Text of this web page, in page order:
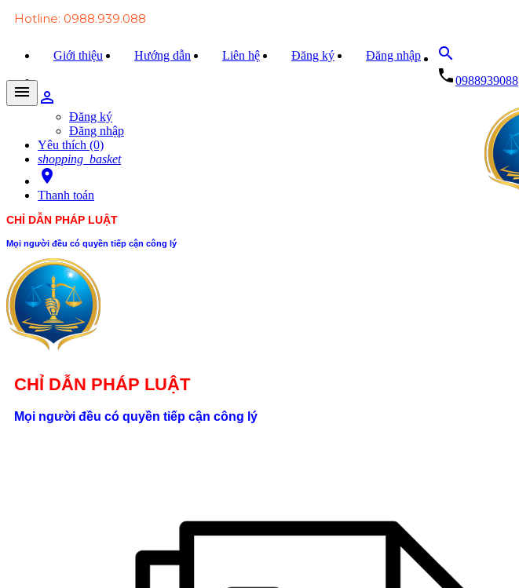
Hotline: 0988.939.088
Giới thiệu Hướng dẫn Liên hệ Đăng ký Đăng nhập
search
local_phone0988939088
person_outline
Đăng ký
Đăng nhập
Yêu thích (0)
shopping_basket
room
Thanh toán
menu
CHỈ DẪN PHÁP LUẬT
Mọi người đều có quyền tiếp cận công lý
CHỈ DẪN PHÁP LUẬT
Mọi người đều có quyền tiếp cận công lý
Văn bản Luật
Văn bản Đảng
Tài liệu
Hỏi - đáp
Trao đổi
Tin tức
Liên hệ
Số 24/2B